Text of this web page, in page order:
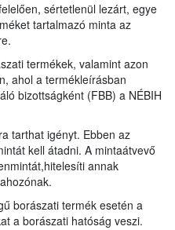
sértetlenül lezárt, egye
tartalmazó minta az
termékek, valamint azon
ahol a termékleírásban
bizottságként (FBB) a NÉBIH
tarthat igényt. Ebben az
kell átadni. A mintaátvevő
annak
borászati termék esetén a
a borászati hatóság veszi.